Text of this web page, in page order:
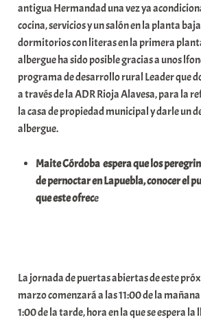
antigua Hermandad una vez ya
cocina, servicios y un salón en la planta
dormitorios con literas en la primera
albergue ha sido posible gracias a unos
programa de desarrollo rural Leader que
a través de la ADR Rioja Alavesa, para la
la casa de propiedad municipal y darle un
albergue.
Maite Córdoba espera que los
de pernoctar en Lapuebla, conocer el
que este ofrece
La jornada de puertas abiertas de este
marzo comenzará a las 11:00 de la
1:00 de la tarde, hora en la que se espera la